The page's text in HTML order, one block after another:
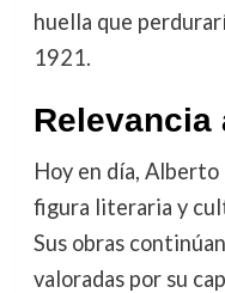
huella que
1921.
Relevancia
Hoy en día, Alberto
figura literaria y
Sus obras
valoradas por su